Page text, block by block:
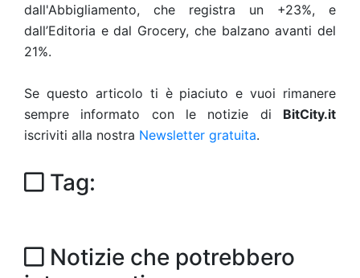
dall'Abbigliamento, che registra un +23%, e
dall’Editoria e dal Grocery, che balzano avanti del
21%.
Se questo articolo ti è piaciuto e vuoi rimanere
sempre informato con le notizie di BitCity.it
iscriviti alla nostra Newsletter gratuita.
Tag:
Notizie che potrebbero